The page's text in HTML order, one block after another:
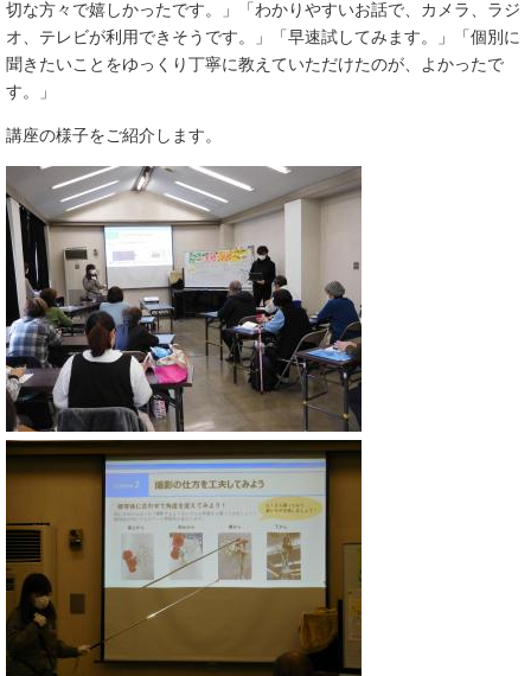
切な方々で嬉しかったです。」「わかりやすいお話で、カメラ、ラジ
オ、テレビが利用できそうです。」「早速試してみます。」「個別に
聞きたいことをゆっくり丁寧に教えていただけたのが、よかったで
す。」
講座の様子をご紹介します。